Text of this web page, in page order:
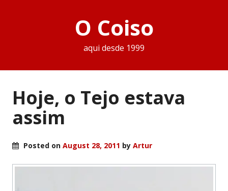
O Coiso
aqui desde 1999
Hoje, o Tejo estava
assim
Posted on August 28, 2011 by Artur